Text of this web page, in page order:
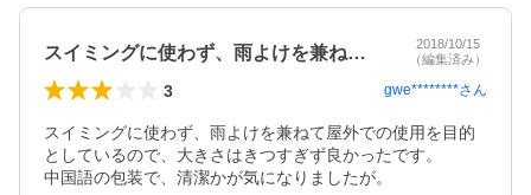
スイミングに使わず、雨よけを兼ねて屋外…
2018/10/15
（編集済み）
3 gwe********さん
スイミングに使わず、雨よけを兼ねて屋外での使用を目的
としているので、大きさはきつすぎず良かったです。
中国語の包装で、清潔かが気になりましたが。